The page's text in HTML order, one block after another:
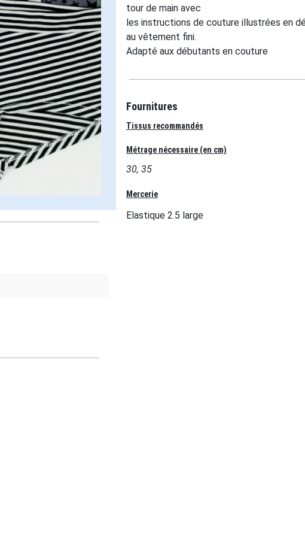
tour de main avec
les instructions de couture illustrées en
au vêtement fini.
Adapté aux débutants en couture
Fournitures
Tissus recommandés
Métrage nécessaire (en cm)
30, 35
Mercerie
Elastique 2.5 large